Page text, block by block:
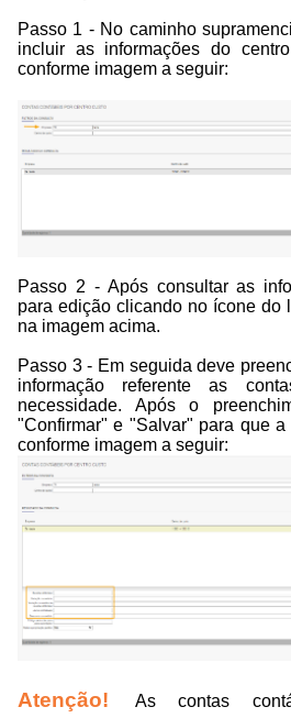
Passo 1 - No caminho
incluir as informações do
conforme imagem a seguir:
Passo 2 - Após consultar as
para edição clicando no ícone do
na imagem acima.
Passo 3 - Em seguida deve
informação referente as
necessidade. Após o
"Confirmar" e "Salvar" para que
conforme imagem a seguir:
Atenção!
As contas